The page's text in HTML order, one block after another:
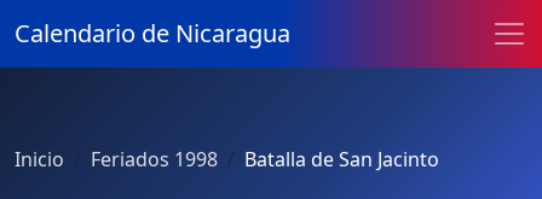
Calendario de Nicaragua
Inicio Feriados 1998 Batalla de San Jacinto